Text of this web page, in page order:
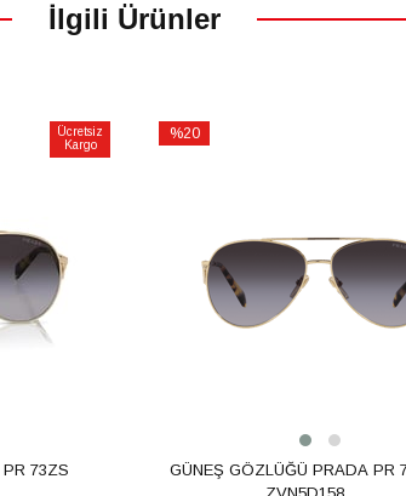
İlgili Ürünler
Ücretsiz
Kargo
73ZS
%20
GÜNEŞ GÖZLÜĞÜ PRADA PR